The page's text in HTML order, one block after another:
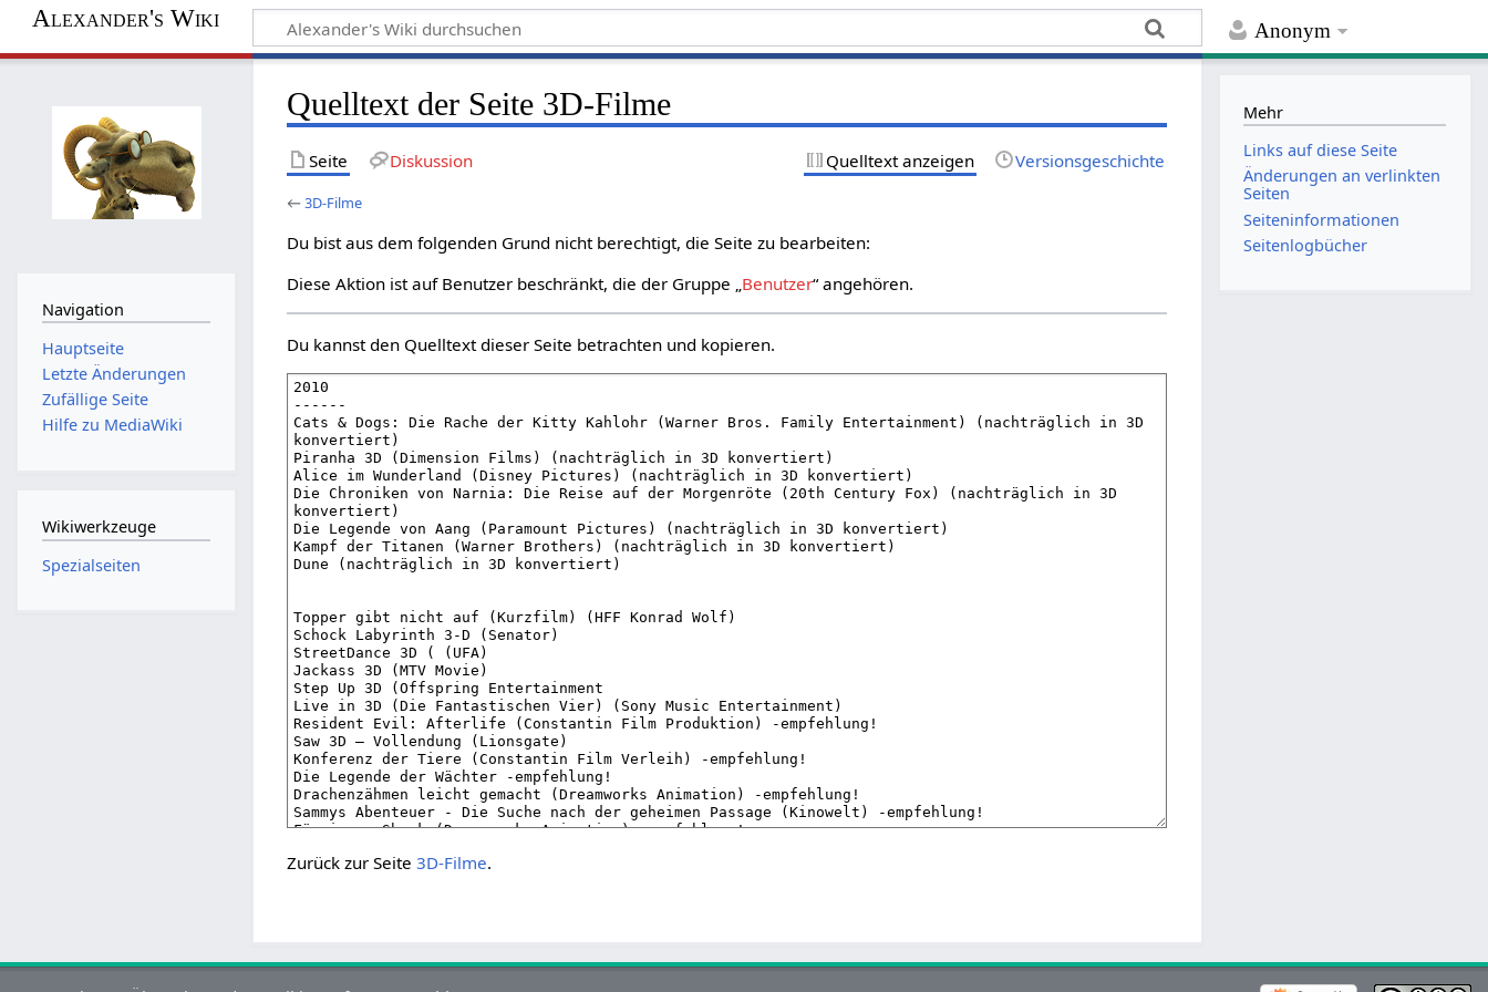
Anonym
Alexander's Wiki
Quelltext der Seite 3D-Filme
Seite Diskussion Quelltext anzeigen Versionsgeschichte
←3D-Filme
Du bist aus dem folgenden Grund nicht berechtigt, die Seite zu bearbeiten:
Diese Aktion ist auf Benutzer beschränkt, die der Gruppe „Benutzer“ angehören.
Du kannst den Quelltext dieser Seite betrachten und kopieren.
Zurück zur Seite3D-Filme.
Navigation
Hauptseite
Letzte Änderungen
Zufällige Seite
Hilfe zu MediaWiki
Wikiwerkzeuge
Spezialseiten
Mehr
Links auf diese Seite
Änderungen an verlinkten
Seiten
Seiten­informationen
Seitenlogbücher